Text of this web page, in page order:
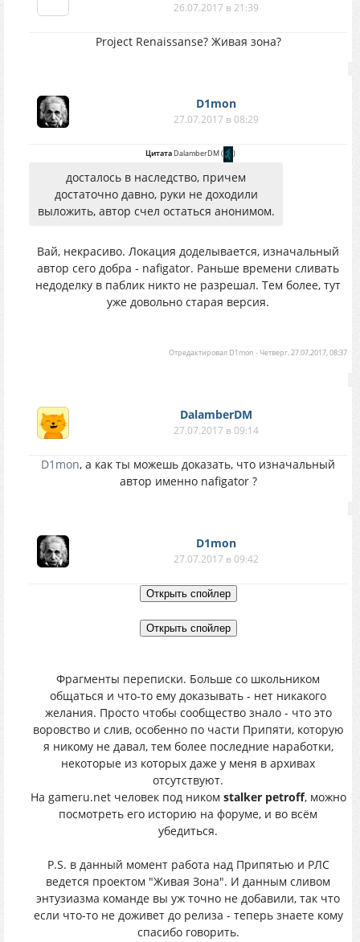
26.07.2017 в 21:39
Project Renaissanse? Живая зона?
D1mon
27.07.2017 в 08:29
ЦитатаDalamberDM( )
досталось в наследство, причем
достаточно давно, руки не доходили
выложить, автор счел остаться анонимом.
Вай, некрасиво. Локация доделывается, изначальный
автор сего добра - nafigator. Раньше времени сливать
недоделку в паблик никто не разрешал. Тем более, тут
уже довольно старая версия.
Отредактировал D1mon -Четверг, 27.07.2017, 08:37
DalamberDM
27.07.2017 в 09:14
D1mon, а как ты можешь доказать, что изначальный
автор именно nafigator ?
D1mon
27.07.2017 в 09:42
Фрагменты переписки. Больше со школьником
общаться и что-то ему доказывать - нет никакого
желания. Просто чтобы сообщество знало - что это
воровство и слив, особенно по части Припяти, которую
я никому не давал, тем более последние наработки,
некоторые из которых даже у меня в архивах
отсутствуют.
На gameru.net человек под ником stalker petroff, можно
посмотреть его историю на форуме, и во всём
убедиться.
P.S. в данный момент работа над Припятью и РЛС
ведется проектом "Живая Зона". И данным сливом
энтузиазма команде вы уж точно не добавили, так что
если что-то не доживет до релиза - теперь знаете кому
спасибо говорить.